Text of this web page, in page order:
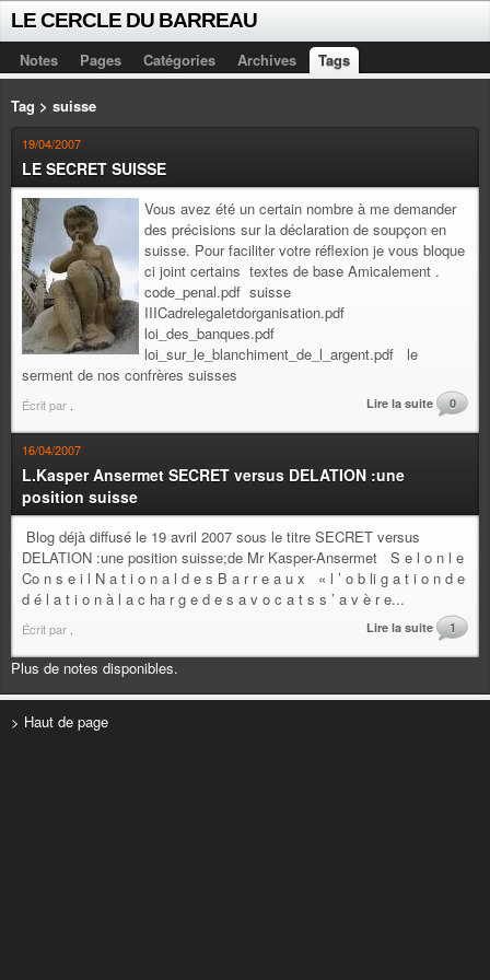
LE CERCLE DU BARREAU
Notes Pages Catégories Archives Tags
Tag > suisse
19/04/2007
LE SECRET SUISSE
Vous avez été un certain nombre à me demander
des précisions sur la déclaration de soupçon en
suisse. Pour faciliter votre réflexion je vous bloque
ci joint certains textes de base Amicalement .
code_penal.pdf suisse
IIICadrelegaletdorganisation.pdf
loi_des_banques.pdf
loi_sur_le_blanchiment_de_l_argent.pdf le
serment de nos confrères suisses
Écrit par Lire la suite 0
16/04/2007
L.Kasper Ansermet SECRET versus DELATION :une
position suisse
Blog déjà diffusé le 19 avril 2007 sous le titre SECRET versus
DELATION :une position suisse;de Mr Kasper-Ansermet S e l o n l e
Co n s e i l N a t i o n a l d e s B a r r e a u x « l ’ o b li g a t i o n d e
d é l a t i o n à l a c ha r g e d e s a v o c a t s s ’ a v è r e...
Écrit par Lire la suite 1
Plus de notes disponibles.
> Haut de page